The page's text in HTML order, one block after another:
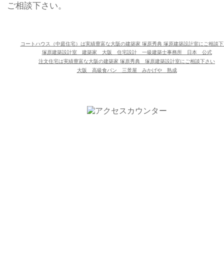
ご相談下さい。
コートハウス（中庭住宅）は実績豊富な大阪の建築家 塚原秀典 塚原建築設計室にご相談
塚原建築設計室 建築家 大阪 住宅設計 一級建築士事務所 日本 公式
注文住宅は実績豊富な大阪の建築家 塚原秀典　塚原建築設計室にご相談下さい
大阪 高級食パン 三景屋 みかげや 熟成